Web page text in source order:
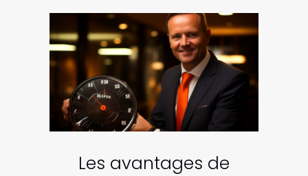
Les avantages de